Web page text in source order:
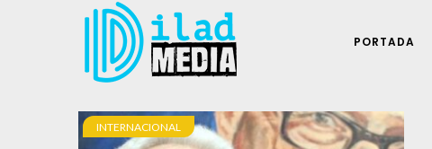
PORTADA
INTERNACIONAL